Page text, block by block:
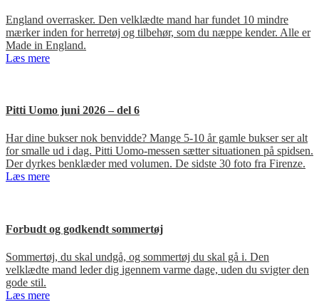
England overrasker. Den velklædte mand har fundet 10 mindre
mærker inden for herretøj og tilbehør, som du næppe kender. Alle er
Made in England.
Læs mere
Pitti Uomo juni 2026 – del 6
Har dine bukser nok benvidde? Mange 5-10 år gamle bukser ser alt
for smalle ud i dag. Pitti Uomo-messen sætter situationen på spidsen.
Der dyrkes benklæder med volumen. De sidste 30 foto fra Firenze.
Læs mere
Forbudt og godkendt sommertøj
Sommertøj, du skal undgå, og sommertøj du skal gå i. Den
velklædte mand leder dig igennem varme dage, uden du svigter den
gode stil.
Læs mere